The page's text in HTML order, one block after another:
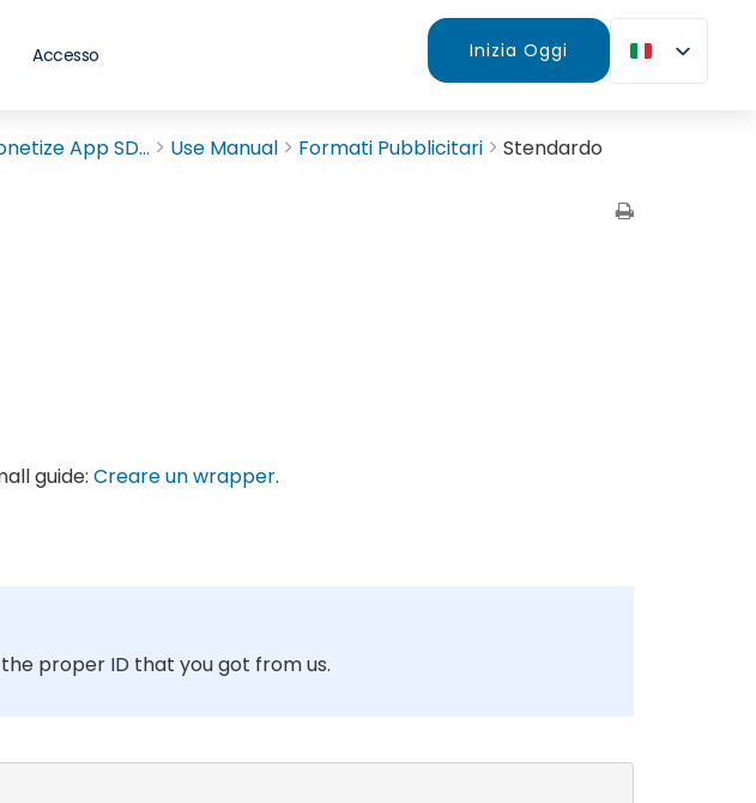
Accesso Inizia Oggi
App SD... Use Manual Formati Pubblicitari Stendardo
guide: Creare un wrapper.
proper ID that you got from us.